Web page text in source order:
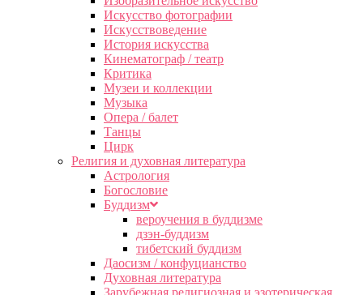
Искусство фотографии
Искусствоведение
История искусства
Кинематограф / театр
Критика
Музеи и коллекции
Музыка
Опера / балет
Танцы
Цирк
Религия и духовная литература
Астрология
Богословие
Буддизм
вероучения в буддизме
дзэн-буддизм
тибетский буддизм
Даосизм / конфуцианство
Духовная литература
Зарубежная религиозная и эзотерическая